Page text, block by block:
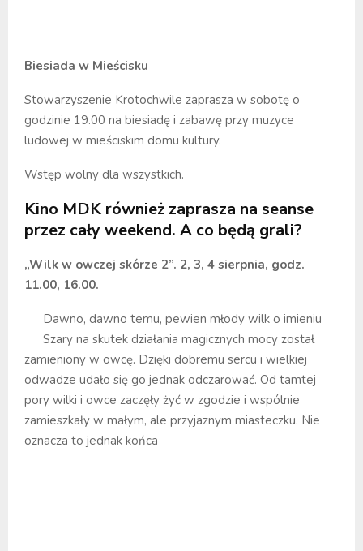
Biesiada w Mieścisku
Stowarzyszenie Krotochwile zaprasza w sobotę o
godzinie 19.00 na biesiadę i zabawę przy muzyce
ludowej w mieściskim domu kultury.
Wstęp wolny dla wszystkich.
Kino MDK również zaprasza na seanse
przez cały weekend. A co będą grali?
„Wilk w owczej skórze 2”. 2, 3, 4 sierpnia, godz.
11.00, 16.00.
Dawno, dawno temu, pewien młody wilk o imieniu
Szary na skutek działania magicznych mocy został
zamieniony w owcę. Dzięki dobremu sercu i wielkiej
odwadze udało się go jednak odczarować. Od tamtej
pory wilki i owce zaczęły żyć w zgodzie i wspólnie
zamieszkały w małym, ale przyjaznym miasteczku. Nie
oznacza to jednak końca